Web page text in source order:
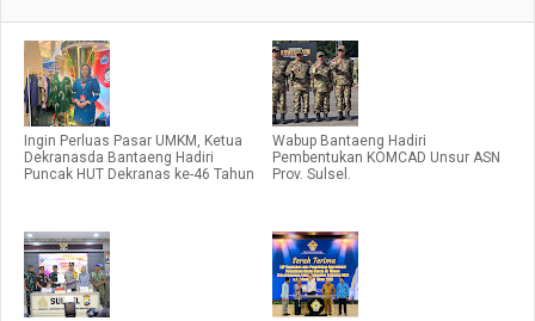
Ingin Perluas Pasar UMKM, Ketua
Dekranasda Bantaeng Hadiri
Puncak HUT Dekranas ke-46 Tahun
Wabup Bantaeng Hadiri
Pembentukan KOMCAD Unsur ASN
Prov. Sulsel.